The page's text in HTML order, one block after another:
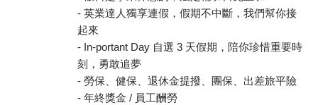
- 英業達人獨享連假，假期不中斷，我們幫你接
起來
- In-portant Day 自選 3 天假期，陪你珍惜重要時
刻，勇敢追夢
- 勞保、健保、退休金提撥、團保、出差旅平險
- 年終獎金 / 員工酬勞